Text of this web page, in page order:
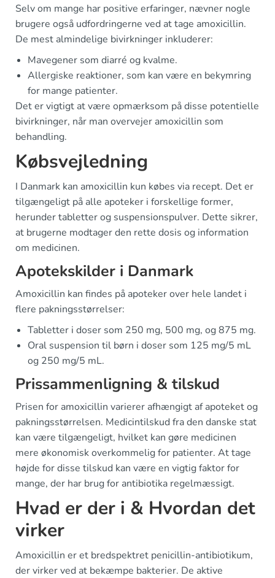
Selv om mange har positive erfaringer, nævner nogle
brugere også udfordringerne ved at tage amoxicillin.
De mest almindelige bivirkninger inkluderer:
Mavegener som diarré og kvalme.
Allergiske reaktioner, som kan være en bekymring
for mange patienter.
Det er vigtigt at være opmærksom på disse potentielle
bivirkninger, når man overvejer amoxicillin som
behandling.
Købsvejledning
I Danmark kan amoxicillin kun købes via recept. Det er
tilgængeligt på alle apoteker i forskellige former,
herunder tabletter og suspensionspulver. Dette sikrer,
at brugerne modtager den rette dosis og information
om medicinen.
Apotekskilder i Danmark
Amoxicillin kan findes på apoteker over hele landet i
flere pakningsstørrelser:
Tabletter i doser som 250 mg, 500 mg, og 875 mg.
Oral suspension til børn i doser som 125 mg/5 mL
og 250 mg/5 mL.
Prissammenligning & tilskud
Prisen for amoxicillin varierer afhængigt af apoteket og
pakningsstørrelsen. Medicintilskud fra den danske stat
kan være tilgængeligt, hvilket kan gøre medicinen
mere økonomisk overkommelig for patienter. At tage
højde for disse tilskud kan være en vigtig faktor for
mange, der har brug for antibiotika regelmæssigt.
Hvad er der i & Hvordan det
virker
Amoxicillin er et bredspektret penicillin-antibiotikum,
der virker ved at bekæmpe bakterier. De aktive